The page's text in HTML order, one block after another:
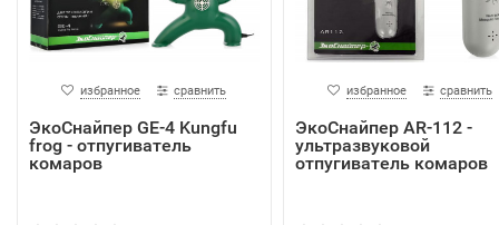
избранное сравнить
ЭкоСнайпер GE-4 Kungfu
frog - отпугиватель
комаров
избранное сравнить
ЭкоСнайпер AR-112 -
ультразвуковой
отпугиватель комаров